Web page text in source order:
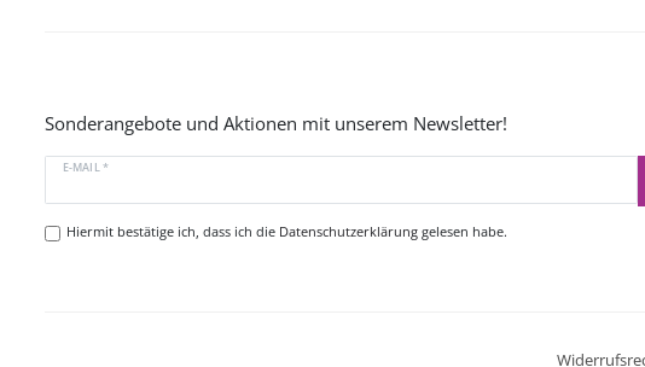
Sonderangebote und Aktionen mit unserem Newsletter!
E-MAIL *
Hiermit bestätige ich, dass ich die Datenschutzerklärunggelesen habe.